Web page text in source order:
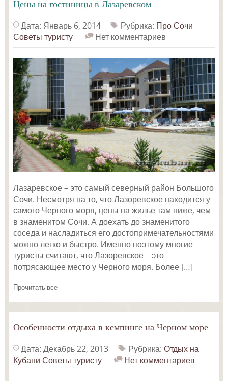
Цены на гостиницы в Лазаревском
Дата: Январь 6, 2014
Рубрика: Про Сочи
Советы туристу
Нет комментариев
Лазаревское – это самый северный район Большого
Сочи. Несмотря на то, что Лазоревское находится у
самого Черного моря, цены на жилье там ниже, чем
в знаменитом Сочи. А доехать до знаменитого
соседа и насладиться его достопримечательностями
можно легко и быстро. Именно поэтому многие
туристы считают, что Лазоревское – это
потрясающее место у Черного моря. Более […]
Прочитать все
Особенности отдыха в кемпинге на Черном море
Дата: Декабрь 22, 2013
Рубрика: Отдых на
Кубани Советы туристу Нет комментариев